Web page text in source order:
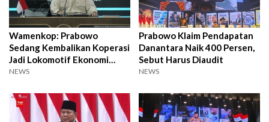
Wamenkop: Prabowo
Sedang Kembalikan Koperasi
Jadi Lokomotif Ekonomi
Bangsa
NEWS
Prabowo Klaim Pendapatan
Danantara Naik 400 Persen,
Sebut Harus Diaudit
NEWS